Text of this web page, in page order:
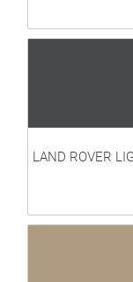
LAND ROVER